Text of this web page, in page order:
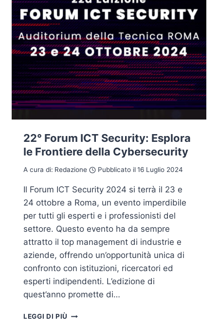
22° Forum ICT Security: Esplora
le Frontiere della Cybersecurity
A cura di: Redazione Pubblicato il16 Luglio 2024
Il Forum ICT Security 2024 si terrà il 23 e
24 ottobre a Roma, un evento imperdibile
per tutti gli esperti e i professionisti del
settore. Questo evento ha da sempre
attratto il top management di industrie e
aziende, offrendo un’opportunità unica di
confronto con istituzioni, ricercatori ed
esperti indipendenti. L’edizione di
quest’anno promette di…
LEGGI DI PIÙ 22°